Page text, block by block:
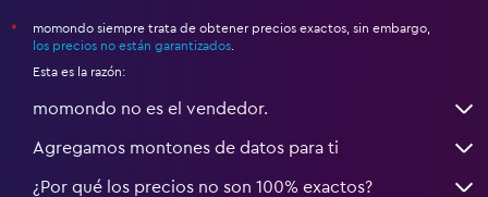
*
momondo siempre trata de obtener precios exactos, sin embargo,
los precios no están garantizados
Esta es la razón:
momondo no es el vendedor.
Agregamos montones de datos para ti
¿Por qué los precios no son 100% exactos?